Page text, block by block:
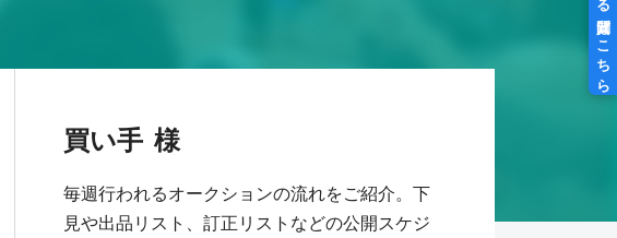
買い手
毎週行われるオークションの流れをご紹介。下
見や出品リスト、訂正リストなどの公開スケジ